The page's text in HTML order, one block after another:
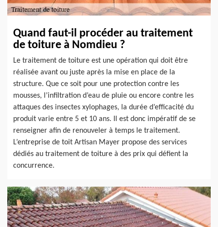
Quand faut-il procéder au traitement
de toiture à Nomdieu ?
Le traitement de toiture est une opération qui doit être
réalisée avant ou juste après la mise en place de la
structure. Que ce soit pour une protection contre les
mousses, l’infiltration d’eau de pluie ou encore contre les
attaques des insectes xylophages, la durée d’efficacité du
produit varie entre 5 et 10 ans. Il est donc impératif de se
renseigner afin de renouveler à temps le traitement.
L’entreprise de toit Artisan Mayer propose des services
dédiés au traitement de toiture à des prix qui défient la
concurrence.